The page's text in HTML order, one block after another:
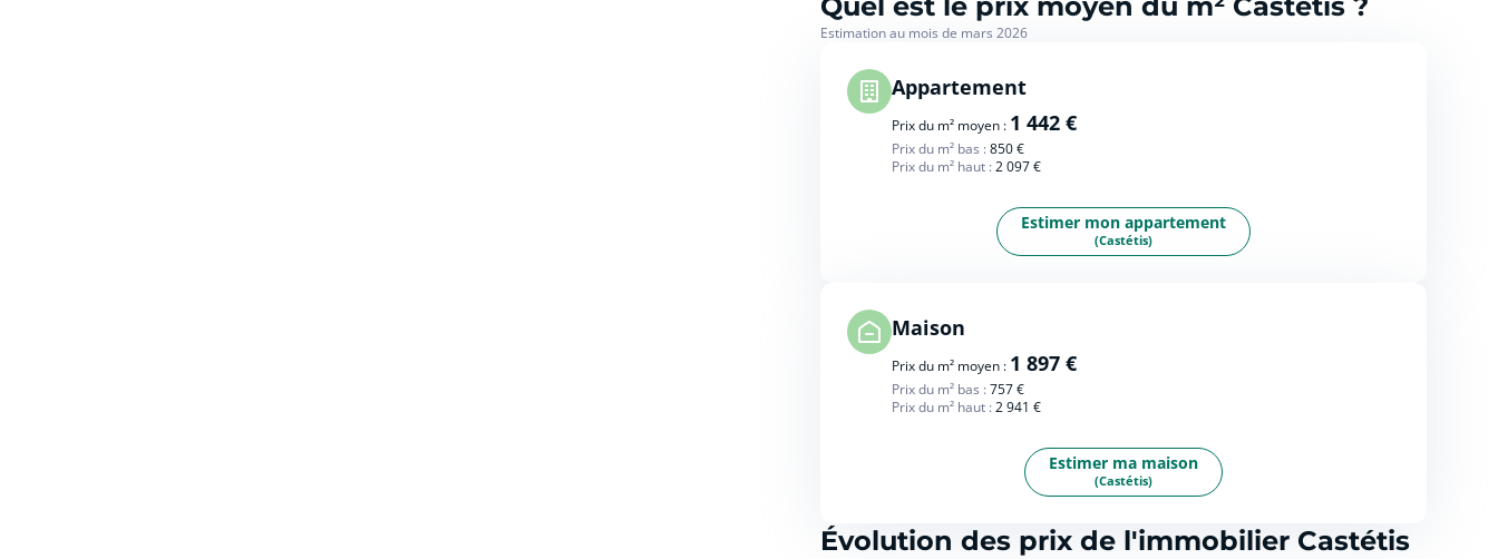
Estimation au mois de mars 2026
Appartement
Prix du m² moyen : 1 442 €
Prix du m² bas :850 €
Prix du m² haut :2 097 €
Estimer mon appartement
(Castétis)
Maison
Prix du m² moyen : 1 897 €
Prix du m² bas :757 €
Prix du m² haut :2 941 €
Estimer ma maison
(Castétis)
Évolution des prix de l'immobilier Castétis